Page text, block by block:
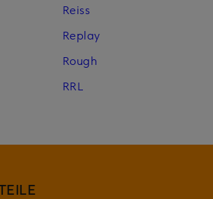
Reiss
Replay
Rough
RRL